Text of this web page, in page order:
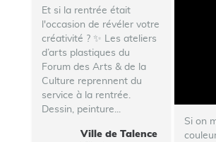
Et si la rentrée était
l'occasion de révéler votre
créativité ? ✨ Les ateliers
d’arts plastiques du
Forum des Arts & de la
Culture reprennent du
service à la rentrée.
Dessin, peinture...
Ville de Talence
Si on